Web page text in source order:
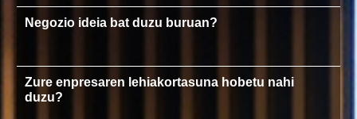
Negozio ideia bat duzu buruan?
Zure enpresaren lehiakortasuna hobetu nahi
duzu?